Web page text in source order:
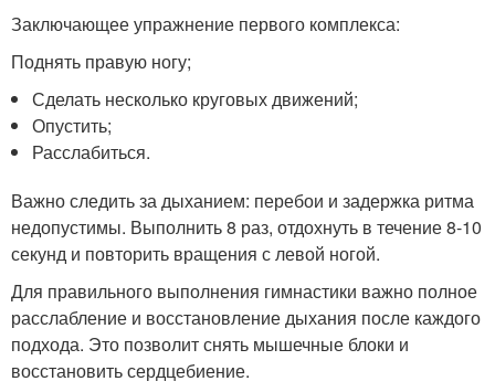
Заключающее упражнение первого комплекса:
Поднять правую ногу;
Сделать несколько круговых движений;
Опустить;
Расслабиться.
Важно следить за дыханием: перебои и задержка ритма
недопустимы. Выполнить 8 раз, отдохнуть в течение 8-10
секунд и повторить вращения с левой ногой.
Для правильного выполнения гимнастики важно полное
расслабление и восстановление дыхания после каждого
подхода. Это позволит снять мышечные блоки и
восстановить сердцебиение.